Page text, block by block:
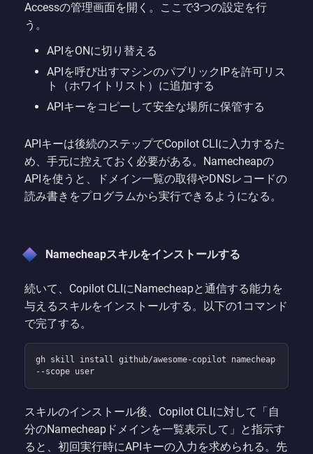
Accessの管理画面を開く。ここで3つの設定を行
う。
APIをONに切り替える
APIを呼び出すマシンのパブリックIPを許可リス
ト（ホワイトリスト）に追加する
APIキーをコピーして安全な場所に保管する
APIキーは後続のステップでCopilot CLIに入力するた
め、手元に控えておく必要がある。Namecheapの
APIを使うと、ドメイン一覧の取得やDNSレコードの
読み書きをプログラムから実行できるようになる。
Namecheapスキルをインストールする
続いて、Copilot CLIにNamecheapと通信する能力を
与えるスキルをインストールする。以下の1コマンド
で完了する。
gh skill install github/awesome-copilot namecheap
--scope user
スキルのインストール後、Copilot CLIに対して「自
分のNamecheapドメインを一覧表示して」と指示す
ると、初回実行時にAPIキーの入力を求められる。先